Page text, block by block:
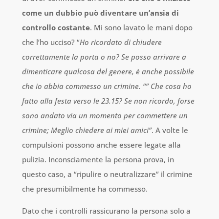
come un dubbio può diventare un’ansia di
controllo costante. Mi sono lavato le mani dopo
che l’ho ucciso? “Ho ricordato di chiudere
correttamente la porta o no? Se posso arrivare a
dimenticare qualcosa del genere, è anche possibile
che io abbia commesso un crimine. “” Che cosa ho
fatto alla festa verso le 23.15? Se non ricordo, forse
sono andato via un momento per commettere un
crimine; Meglio chiedere ai miei amici”. A volte le
compulsioni possono anche essere legate alla
pulizia. Inconsciamente la persona prova, in
questo caso, a “ripulire o neutralizzare” il crimine
che presumibilmente ha commesso.
Dato che i controlli rassicurano la persona solo a